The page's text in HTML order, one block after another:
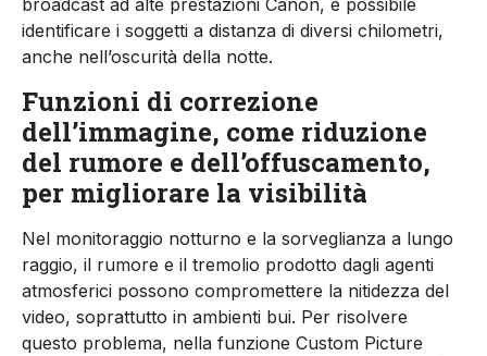
broadcast ad alte prestazioni Canon, è possibile
identificare i soggetti a distanza di diversi chilometri,
anche nell’oscurità della notte.
Funzioni di correzione
dell’immagine, come riduzione
del rumore e dell’offuscamento,
per migliorare la visibilità
Nel monitoraggio notturno e la sorveglianza a lungo
raggio, il rumore e il tremolio prodotto dagli agenti
atmosferici possono compromettere la nitidezza del
video, soprattutto in ambienti bui. Per risolvere
questo problema, nella funzione Custom Picture